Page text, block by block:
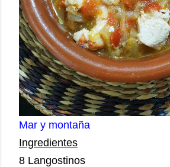
Mar y montaña
Ingredientes
8 Langostinos